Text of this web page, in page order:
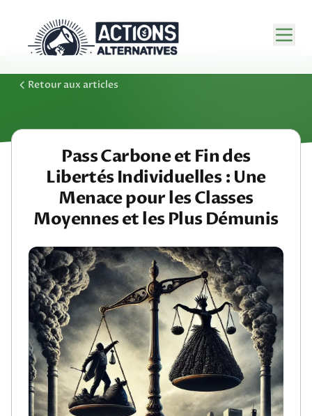
Retour aux articles
Pass Carbone et Fin des
Libertés Individuelles : Une
Menace pour les Classes
Moyennes et les Plus Démunis